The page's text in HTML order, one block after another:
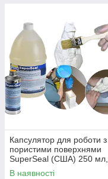
Капсулятор для роботи з
пористими поверхнями
SuperSeal (США) 250 мл,
запобігання залипання
В наявності